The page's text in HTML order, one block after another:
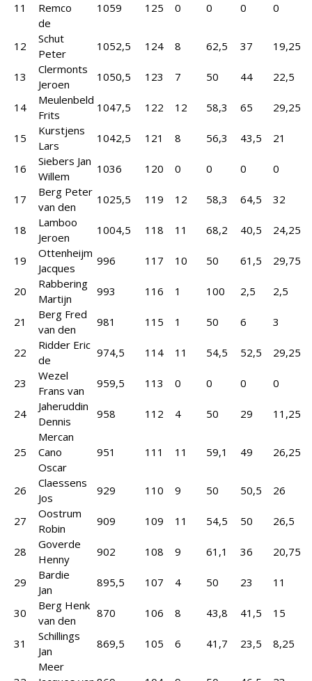
11 Remco
de
1059 125 0 0 0 0
12
Schut
Peter
1052,5 124 8 62,5 37 19,25
13
Clermonts
Jeroen
1050,5 123 7 50 44 22,5
14
Meulenbeld
Frits
1047,5 122 12 58,3 65 29,25
15
Kurstjens
Lars
1042,5 121 8 56,3 43,5 21
16
Siebers Jan
Willem
1036 120 0 0 0 0
17
Berg Peter
van den
1025,5 119 12 58,3 64,5 32
18
Lamboo
Jeroen
1004,5 118 11 68,2 40,5 24,25
19
Ottenheijm
Jacques
996 117 10 50 61,5 29,75
20
Rabbering
Martijn
993 116 1 100 2,5 2,5
21
Berg Fred
van den
981 115 1 50 6 3
22
Ridder Eric
de
974,5 114 11 54,5 52,5 29,25
23
Wezel
Frans van
959,5 113 0 0 0 0
24
Jaheruddin
Dennis
958 112 4 50 29 11,25
25
Mercan
Cano
Oscar
951 111 11 59,1 49 26,25
26
Claessens
Jos
929 110 9 50 50,5 26
27
Oostrum
Robin
909 109 11 54,5 50 26,5
28
Goverde
Henny
902 108 9 61,1 36 20,75
29
Bardie
Jan
895,5 107 4 50 23 11
30
Berg Henk
van den
870 106 8 43,8 41,5 15
31
Schillings
Jan
869,5 105 6 41,7 23,5 8,25
Meer